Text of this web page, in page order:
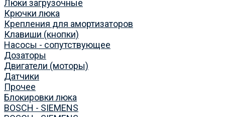
Люки загрузочные
Крючки люка
Крепления для амортизаторов
Клавиши (кнопки)
Насосы - сопутствующее
Дозаторы
Двигатели (моторы)
Датчики
Прочее
Блокировки люка
BOSCH - SIEMENS